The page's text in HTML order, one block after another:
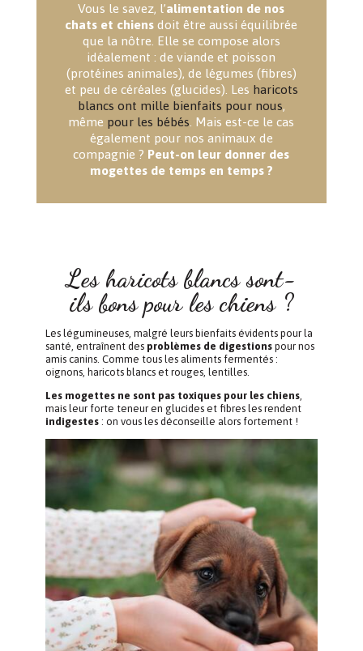
Vous le savez, l’alimentation de nos
chats et chiens doit être aussi équilibrée
que la nôtre. Elle se compose alors
idéalement : de viande et poisson
(protéines animales), de légumes (fibres)
et peu de céréales (glucides). Les haricots
blancs ont mille bienfaits pour nous,
même pour les bébés . Mais est-ce le cas
également pour nos animaux de
compagnie ? Peut-on leur donner des
mogettes de temps en temps ?
Les haricots blancs sont-
ils bons pour les chiens ?
Les légumineuses, malgré leurs bienfaits évidents pour la
santé, entraînent des problèmes de digestionspour nos
amis canins. Comme tous les aliments fermentés :
oignons, haricots blancs et rouges, lentilles.
Les mogettes ne sont pas toxiques pour les chiens,
mais leur forte teneur en glucides et fibres les rendent
indigestes: on vous les déconseille alors fortement !